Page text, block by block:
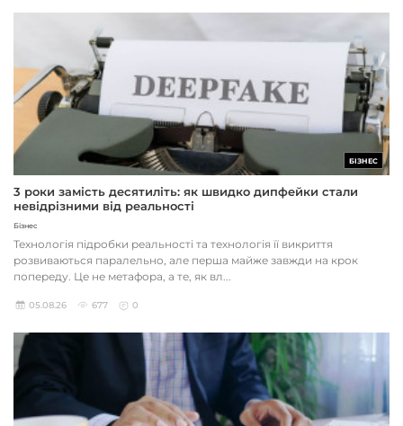
БІЗНЕС
3 роки замість десятиліть: як швидко дипфейки стали
невідрізними від реальності
Бізнес
Технологія підробки реальності та технологія її викриття
розвиваються паралельно, але перша майже завжди на крок
попереду. Це не метафора, а те, як вл...
05.08.26 677 0